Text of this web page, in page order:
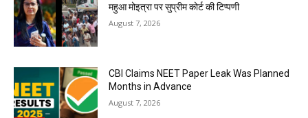
महुआ मोइत्रा पर सुप्रीम कोर्ट की टिप्पणी
August 7, 2026
CBI Claims NEET Paper Leak Was Planned
Months in Advance
August 7, 2026